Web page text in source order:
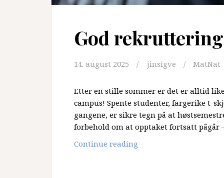
God
14. august 2025 jinsigve MatNat
Etter en stille sommer er det er alltid
campus! Spente studenter, fargerike t-
gangene, er sikre tegn på at
forbehold om at opptaket fortsatt pågår
Continue reading